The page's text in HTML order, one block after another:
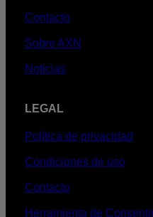
Contacto
Sobre AXN
Noticias
LEGAL
Política de privacidad
Condiciones de uso
Contacto
Herramienta de